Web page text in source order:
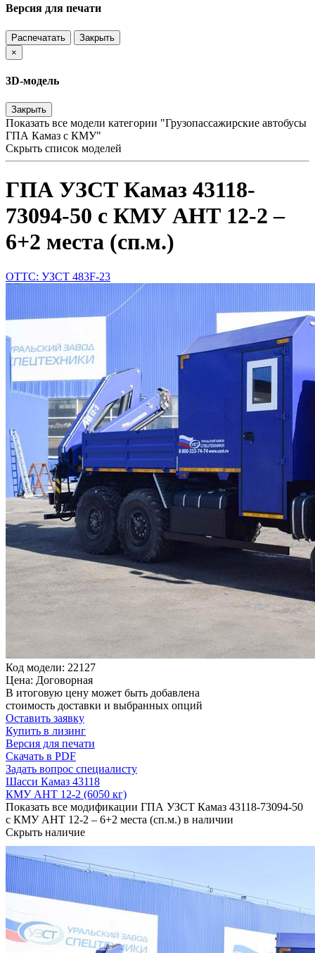
Версия для печати
Распечатать
Закрыть
×
3D-модель
Закрыть
Показать все модели категории "Грузопассажирские автобусы
ГПА Камаз с КМУ"
Скрыть список моделей
ГПА УЗСТ Камаз 43118-
73094-50 с КМУ АНТ 12-2 –
6+2 места (сп.м.)
ОТТС: УЗСТ 483F-23
Код модели: 22127
Цена: Договорная
В итоговую цену может быть добавлена
стоимость доставки и выбранных опций
Оставить заявку
Купить в лизинг
Версия для печати
Скачать в PDF
Задать вопрос специалисту
Шасси Камаз 43118
КМУ АНТ 12-2 (6050 кг)
Показать все модификации ГПА УЗСТ Камаз 43118-73094-50
с КМУ АНТ 12-2 – 6+2 места (сп.м.) в наличии
Скрыть наличие